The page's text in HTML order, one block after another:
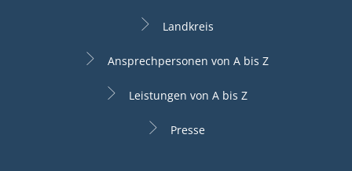
Landkreis
Ansprechpersonen von A bis Z
Leistungen von A bis Z
Presse